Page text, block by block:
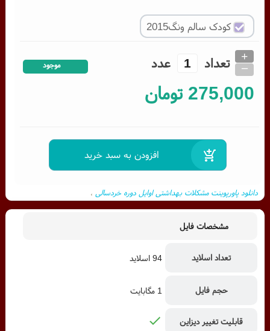
کودک سالم ونگ2015
تعداد +
_ عدد موجود
275,000 تومان
دانلود پاورپوینت مشکلات بهداشتی اوایل دوره خردسالی ،
دانلود پاورپوینت کودک بیمار در مورد مشکلات بهداشتی نوپایی و قبل از مدرسه،
مشخصات فایل
تعداد اسلاید 94 اسلاید
حجم فایل 1 مگابایت
قابلیت تغییر دیزاین